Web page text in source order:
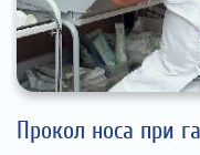
Прокол носа при